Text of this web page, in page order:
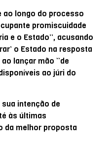
ao longo do processo
promiscuidade
e o Estado”, acusando
o Estado na resposta
lançar mão “de
ao júri do
intenção de
às últimas
da melhor proposta